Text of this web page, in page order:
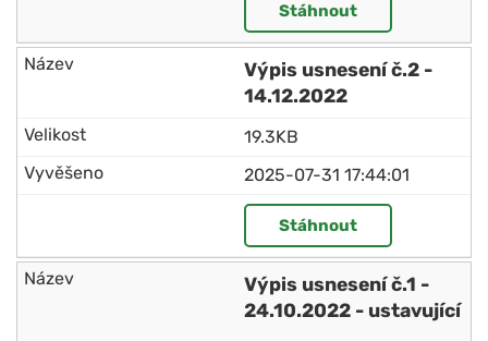
Stáhnout
Výpis usnesení č.2 -
14.12.2022
19.3KB
2025-07-31 17:44:01
Stáhnout
Výpis usnesení č.1 -
24.10.2022 - ustavující